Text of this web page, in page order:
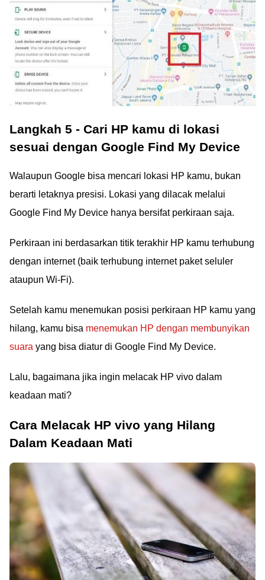
Langkah 5 - Cari HP kamu di lokasi
sesuai dengan Google Find My Device
Walaupun Google bisa mencari lokasi HP kamu, bukan
berarti letaknya presisi. Lokasi yang dilacak melalui
Google Find My Device hanya bersifat perkiraan saja.
Perkiraan ini berdasarkan titik terakhir HP kamu terhubung
dengan internet (baik terhubung internet paket seluler
ataupun Wi-Fi).
Setelah kamu menemukan posisi perkiraan HP kamu yang
hilang, kamu bisa menemukan HP dengan membunyikan
suara yang bisa diatur di Google Find My Device.
Lalu, bagaimana jika ingin melacak HP vivo dalam
keadaan mati?
Cara Melacak HP vivo yang Hilang
Dalam Keadaan Mati